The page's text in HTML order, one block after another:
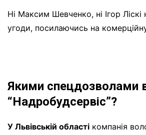
Ні Максим Шевченко, ні Ігор
угоди, посилаючись на
Якими спецдозволами
“Надробудсервіс”?
У Львівській області компанія